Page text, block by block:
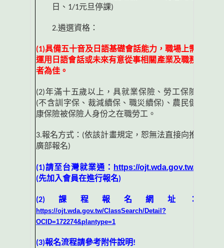
日、 1/1元旦停課)
2.遴選資格：
(1)具備五十音及日語基礎會話能力，職場上需
運用日語會話或未來有意從事相關產業及職務
者為佳。
(2)年滿十五歲以上，具就業保險、勞工保險
(不含訓字保、裁減續保、職災續保) 、農民健
康保險被保險人身份之在職勞工。
3.報名方式： (依該計畫規定，恕無法直接向推
廣部報名)
(1)請至台灣就業通： https://ojt.wda.gov.tw/
(先加入會員在進行報名)
(2) 課程報名網址：
https://ojt.wda.gov.tw/ClassSearch/Detail?
OCID=172274&plantype=1
(3)報名流程請參考附件說明!